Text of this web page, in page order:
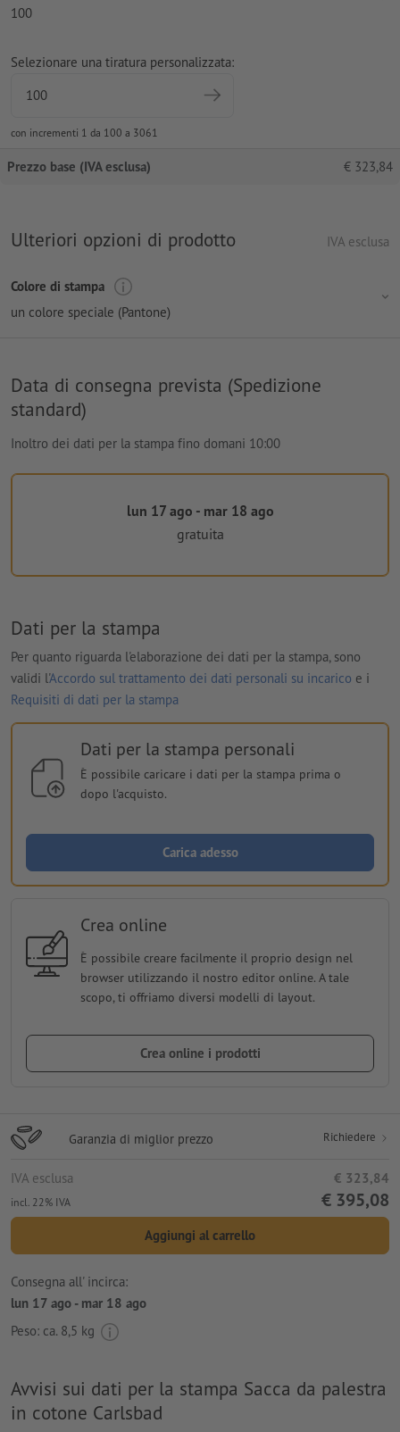
100
Selezionare una tiratura personalizzata:
con incrementi 1 da 100 a 3061
Prezzo base (IVA esclusa) € 323,84
Ulteriori opzioni di prodotto IVA esclusa
Colore di stampa
un colore speciale (Pantone)
Data di consegna prevista (Spedizione
standard)
Inoltro dei dati per la stampa fino domani 10:00
lun 17 ago - mar 18 ago
gratuita
Dati per la stampa
Per quanto riguarda l'elaborazione dei dati per la stampa, sono
validi l'Accordo sul trattamento dei dati personali su incarico e i
Requisiti di dati per la stampa
Dati per la stampa personali
È possibile caricare i dati per la stampa prima o
dopo l'acquisto.
Carica adesso
Crea online
È possibile creare facilmente il proprio design nel
browser utilizzando il nostro editor online. A tale
scopo, ti offriamo diversi modelli di layout.
Crea online i prodotti
Garanzia di miglior prezzo Richiedere
IVA esclusa € 323,84
incl. 22% IVA € 395,08
Aggiungi al carrello
Consegna all' incirca:
lun 17 ago - mar 18 ago
Peso: ca. 8,5 kg
Avvisi sui dati per la stampa Sacca da palestra
in cotone Carlsbad